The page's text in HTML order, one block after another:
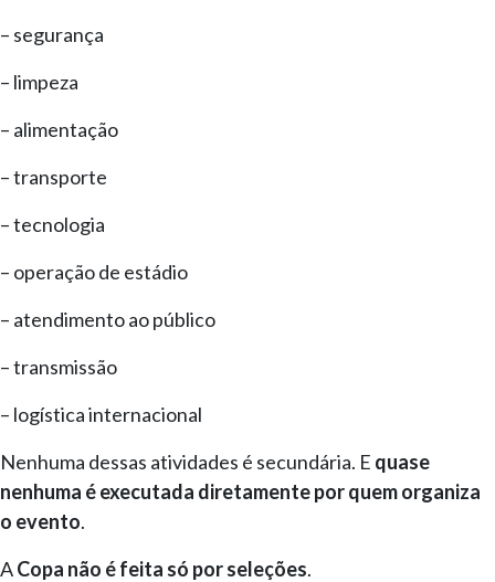
– segurança
– limpeza
– alimentação
– transporte
– tecnologia
– operação de estádio
– atendimento ao público
– transmissão
– logística internacional
Nenhuma dessas atividades é secundária. E quase
nenhuma é executada diretamente por quem organiza
o evento.
ACopa não é feita só por seleções.